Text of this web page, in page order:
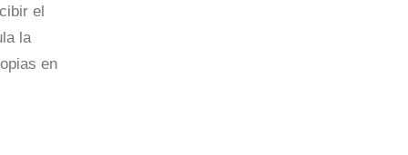
el
la
en